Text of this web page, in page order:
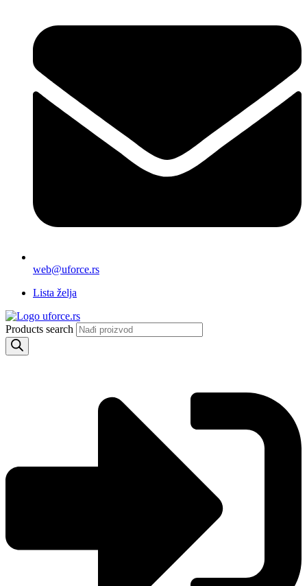
web@uforce.rs
Lista želja
Products search